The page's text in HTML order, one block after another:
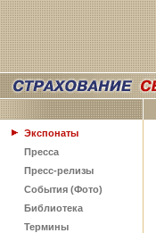
Экспонаты
Пресса
Пресс-релизы
События (Фото)
Библиотека
Термины